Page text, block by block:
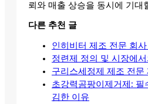
뢰와 매출 상승을 동시에 기대
다른 추천 글
인히비터 제조 전문 회
정련제 정의 및 시장에
구리스세정제 제조 전문
초강력곰팡이제거제: 필
김한 이유